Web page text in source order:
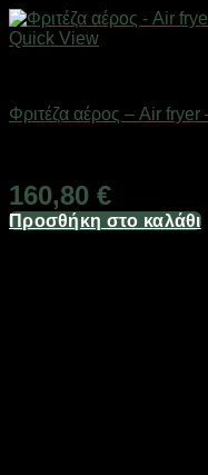
Quick View
Φριτέζα αέρος – Air
160,80 €
Προσθήκη στο καλάθι